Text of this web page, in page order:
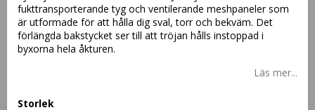
fukttransporterande tyg och ventilerande meshpaneler som
är utformade för att hålla dig sval, torr och bekväm. Det
förlängda bakstycket ser till att tröjan hålls instoppad i
byxorna hela åkturen.
Läs mer...
Storlek